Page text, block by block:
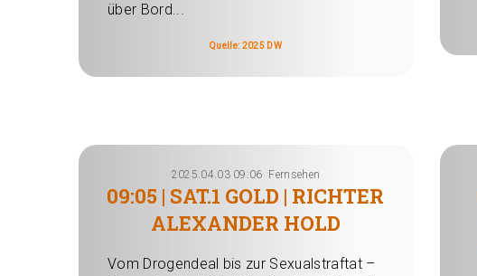
über Bord...
Quelle: 2025 DW
2025.04.03 09:06 Fernsehen
09:05 | SAT.1 GOLD | RICHTER
ALEXANDER HOLD
Vom Drogendeal bis zur Sexualstraftat –